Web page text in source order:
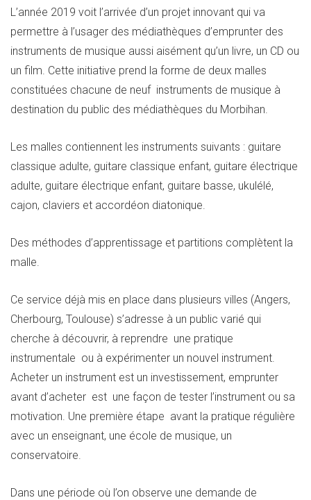
L’année 2019 voit l’arrivée d’un projet innovant qui va
permettre à l’usager des médiathèques d’emprunter des
instruments de musique aussi aisément qu’un livre, un CD ou
un film. Cette initiative prend la forme de deux malles
constituées chacune de neuf instruments de musique à
destination du public des médiathèques du Morbihan.
Les malles contiennent les instruments suivants : guitare
classique adulte, guitare classique enfant, guitare électrique
adulte, guitare électrique enfant, guitare basse, ukulélé,
cajon, claviers et accordéon diatonique.
Des méthodes d’apprentissage et partitions complètent la
malle.
Ce service déjà mis en place dans plusieurs villes (Angers,
Cherbourg, Toulouse) s’adresse à un public varié qui
cherche à découvrir, à reprendre une pratique
instrumentale ou à expérimenter un nouvel instrument.
Acheter un instrument est un investissement, emprunter
avant d’acheter est une façon de tester l’instrument ou sa
motivation. Une première étape avant la pratique régulière
avec un enseignant, une école de musique, un
conservatoire.
Dans une période où l’on observe une demande de